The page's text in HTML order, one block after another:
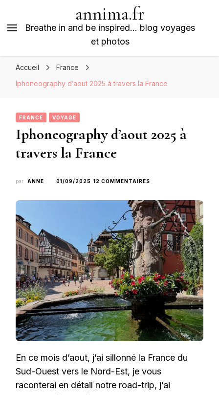
annima.fr
Breathe in and be inspired… blog voyages
et photos
Accueil
France
Iphoneography d’aout 2025 à travers la France
FRANCE VOYAGE
Iphoneography d’aout 2025 à
travers la France
par ANNE 01/09/2025 12 COMMENTAIRES
2025
À
TRAVERS
LA
FRANCE
En ce mois d’aout, j’ai sillonné la France du
Sud-Ouest vers le Nord-Est, je vous
raconterai en détail notre road-trip, j’ai